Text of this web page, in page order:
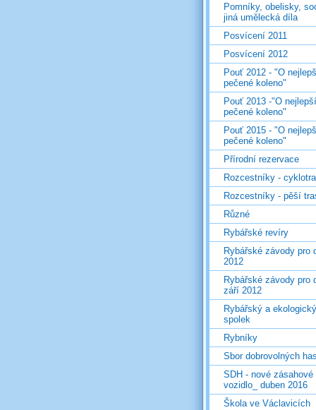
Pomníky, obelisky,
jiná umělecká díla
Posvícení 2011
Posvícení 2012
Pouť 2012 - "O
pečené koleno"
Pouť 2013 -"O nejlepší
pečené koleno"
Pouť 2015 - "O
pečené koleno"
Přírodní rezervace
Rozcestníky -
Rozcestníky - pěší
Různé
Rybářské revíry
Rybářské závody pro
2012
Rybářské závody pro
září 2012
Rybářský a ekologický
spolek
Rybníky
Sbor dobrovolných
SDH - nové zásahové
vozidlo_ duben 2016
Škola ve Václavicích